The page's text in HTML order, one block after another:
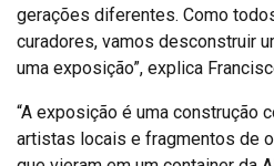
gerações diferentes. Como
curadores, vamos desconstruir
uma exposição”, explica
“A exposição é uma construção
artistas locais e fragmentos de